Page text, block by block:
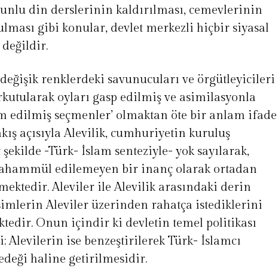
din derslerinin kaldırılması, cemevlerinin
gibi konular, devlet merkezli hiçbir siyasal
renklerdeki savunucuları ve örgütleyicileri
oyları gasp edilmiş ve asimilasyonla
edilmiş seçmenler’ olmaktan öte bir anlam ifade
açısıyla Alevilik, cumhuriyetin kuruluş
-Türk- İslam senteziyle- yok sayılarak,
edilemeyen bir inanç olarak ortadan
Aleviler ile Alevilik arasındaki derin
Aleviler üzerinden rahatça istediklerini
Onun içindir ki devletin temel politikası
Alevilerin ise benzeştirilerek Türk- İslamcı
haline getirilmesidir.